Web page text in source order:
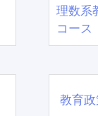
理数系
コース
教育